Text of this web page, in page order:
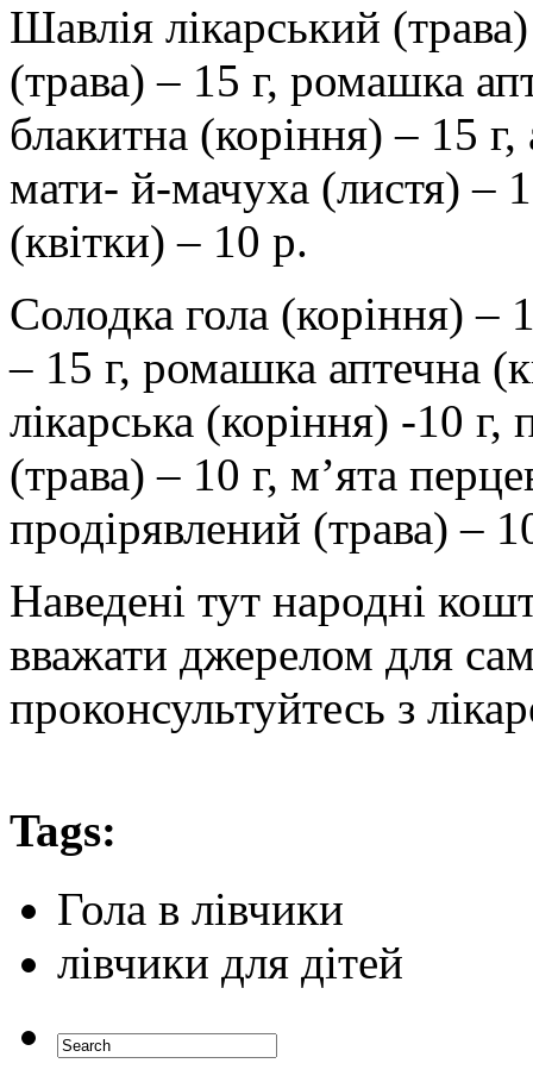
Шавлія лікарський
(трава) – 15 г, ромашка
блакитна (коріння) – 15
мати- й-мачуха (листя) –
(квітки) – 10 р.
Солодка гола (коріння) –
– 15 г, ромашка аптечна
лікарська (коріння) -10
(трава) – 10 г, м’ята
продірявлений (трава) –
Наведені тут народні
вважати джерелом для
проконсультуйтесь з
Tags:
Гола в лівчики
лівчики для дітей